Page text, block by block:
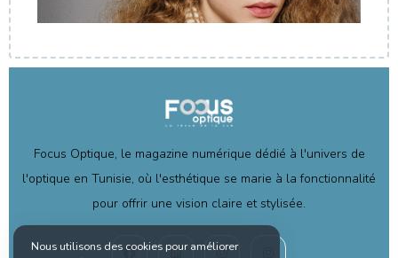
Focus Optique, le magazine numérique dédié à l'univers de
l'optique en Tunisie, où l'esthétique se marie à la fonctionnalité
pour offrir une vision claire et stylisée.
Nous utilisons des cookies pour améliorer